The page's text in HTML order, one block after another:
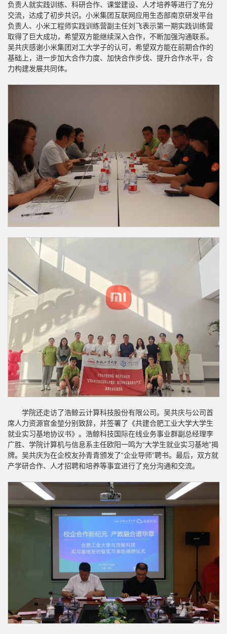
负责人就实践训练、科研合作、课堂建设、人才培养等进行了充分
交流，达成了初步共识。小米集团互联网应用生态部南京研发平台
负责人、小米工程师实践训练营副主任刘飞表示第一期实践训练营
取得了巨大成功，希望双方能继续深入合作，不断加强沟通联系。
吴共庆感谢小米集团对工大学子的认可，希望双方能在前期合作的
基础上，进一步加大合作力度、加快合作步伐、提升合作水平，合
力构建发展共同体。
学院还走访了浩鲸云计算科技股份有限公司。吴共庆与公司首
席人力资源官金堃分别致辞，并签署了《共建合肥工业大学大学生
就业实习基地协议书》。浩鲸科技国际在线业务事业群副总经理李
广胜、学院计算机与信息系主任欧阳一鸣为“大学生就业实习基地”揭
牌。吴共庆为在企校友孙青青颁发了“企业导师”聘书。最后，双方就
产学研合作、人才招聘和培养等事宜进行了充分沟通和交流。